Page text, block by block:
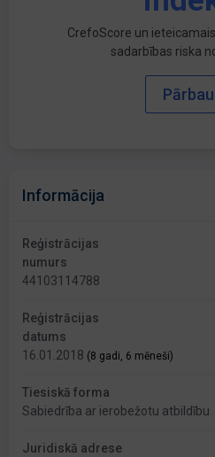
CrefoScore un
sadarbības riska
Informācija
Reģistrācijas
numurs
44103114788
Reģistrācijas
datums
16.01.2018 (8 gadi, 6 mēneši)
Tiesiskā forma
Sabiedrība ar ierobežotu atbildību
Juridiskā adrese